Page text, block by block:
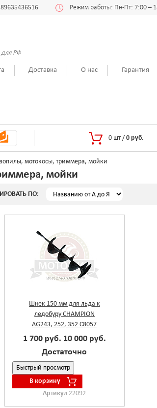
89635436516 Режим работы: Пн-Пт: 7:00 –
для РФ
Доставка О нас Гарантия
0 шт / 0 руб.
мотокосы, триммера, мойки
мойки
ПО:
Шнек 150 мм для льда к
ледобуру CHAMPION
AG243, 252, 352 C8057
1 700 руб. 10 000 руб.
Достаточно
Быстрый просмотр
В корзину
Артикул 22092